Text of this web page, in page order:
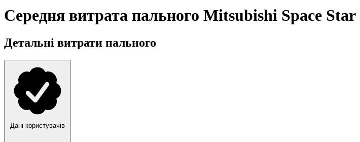
Середня витрата пального Mitsubishi Space Star
Детальні витрати пального
Дані користувачів